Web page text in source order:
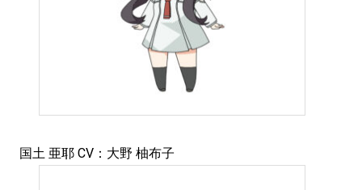
国土 亜耶 CV：大野 柚布子